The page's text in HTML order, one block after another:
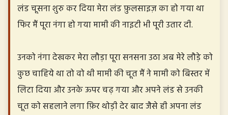
लंड चूसना शुरु कर दिया मेरा लंड फ़ुलसाइज़ का हो गया था
फिर मैं पूरा नंगा हो गया मामी की नाइटी भी पूरी उतार दी.
उनको नंगा देखकर मेरा लौड़ा पूरा सनसना उठा अब मेरे लौड़े को
कुछ चाहिये था तो वो थी मामी की चूत मैं ने मामी को बिस्तर में
लिटा दिया और उनके ऊपर चढ़ गया और अपने लंड से उनकी
चूत को सहलाने लगा फ़िर थोड़ी देर बाद जैसे ही अपना लंड